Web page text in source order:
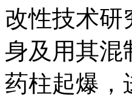
改性技术研
身及用其混
药柱起爆，